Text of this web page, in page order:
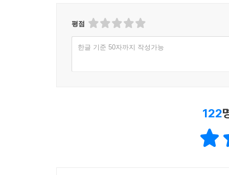
평점
한글 기준 50자까지 작성가능
122